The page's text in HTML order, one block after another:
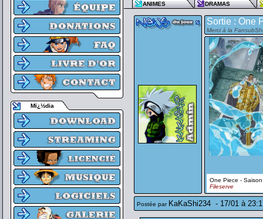
Mï¿½dia
ANIMES
DRAMAS
Sortie : One
Merci à la
One Piece -
Fileserve
Postée par KaKaShi234 - 17/01 à